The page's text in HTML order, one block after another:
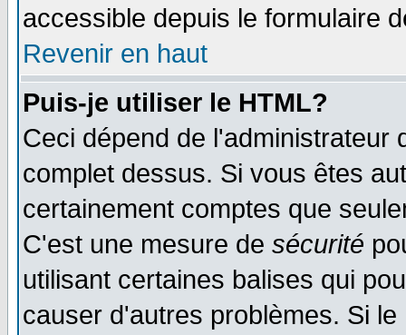
accessible depuis le formulaire
Revenir en haut
Puis-je utiliser le HTML?
Ceci dépend de l'administrateur
complet dessus. Si vous êtes
certainement comptes que
C'est une mesure de sécurité
utilisant certaines balises qui
causer d'autres problèmes. Si